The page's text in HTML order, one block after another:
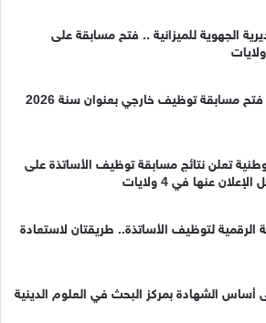
الجهوية للميزانية .. فتح مسابقة على
وزارة الرياضة تعلن عن فتح مسابقة توظيف خارجي بعنوان سنة 2026
تعلن نتائج مسابقة توظيف الأساتذة على
عنها في 4 ولايات
لتوظيف الأساتذة.. طريقتان لاستعادة
الشهادة بمركز البحث في العلوم الدينية